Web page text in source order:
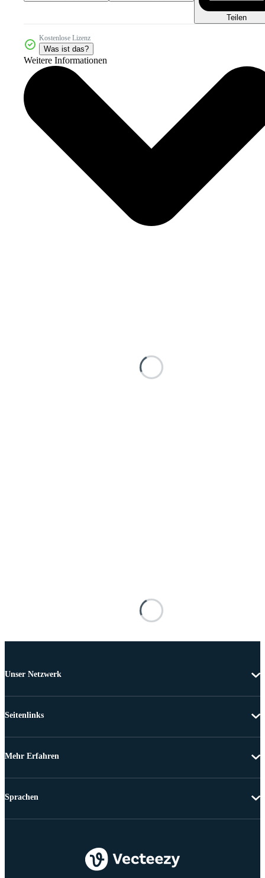
Teilen
Kostenlose Lizenz
Was ist das?
Weitere Informationen
Unser Netzwerk
Seitenlinks
Mehr Erfahren
Sprachen